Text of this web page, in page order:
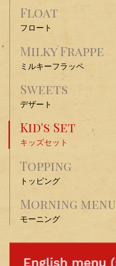
Float
フロート
Milky Frappe
ミルキーフラッペ
Sweets
デザート
Kid's Set
キッズセット
Topping
トッピング
Morning menu
モーニング